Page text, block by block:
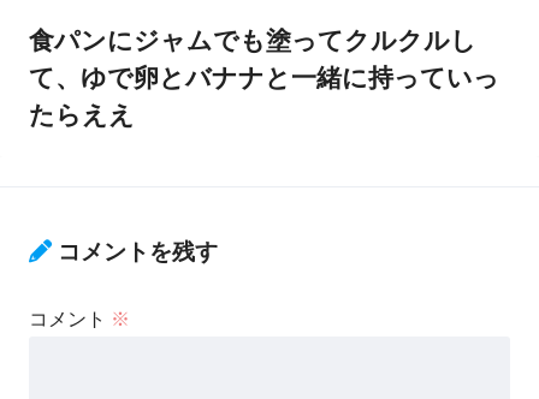
食パンにジャムでも塗ってクルクルし
て、ゆで卵とバナナと一緒に持っていっ
たらええ
コメントを残す
コメント ※